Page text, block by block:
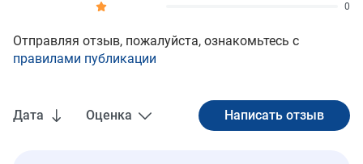
Дата Оценка
0
Отправляя отзыв, пожалуйста, ознакомьтесь с
правилами публикации